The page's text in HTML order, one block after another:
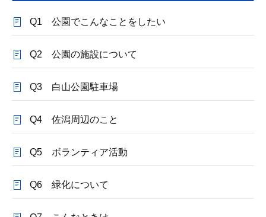
Q1 公園でこんなことをしたい
Q2 公園の施設について
Q3 白山公園駐車場
Q4 佐潟周辺のこと
Q5 ボランティア活動
Q6 緑化について